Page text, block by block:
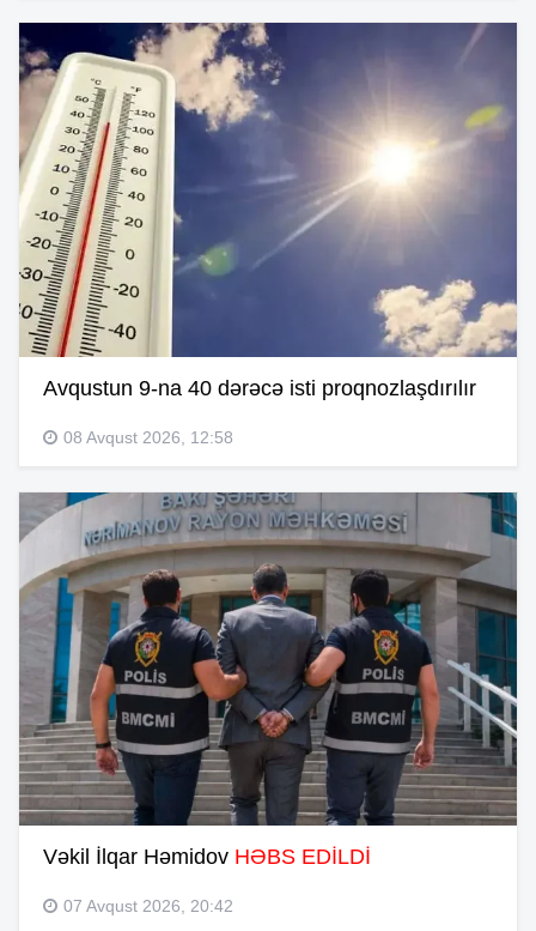
Avqustun 9-na 40 dərəcə isti proqnozlaşdırılır
08 Avqust 2026, 12:58
Vəkil İlqar Həmidov HƏBS EDİLDİ
07 Avqust 2026, 20:42